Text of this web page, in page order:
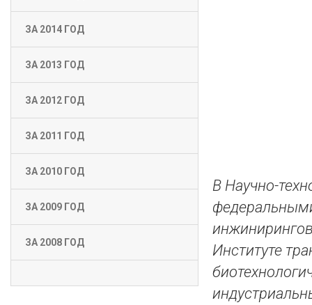
ЗА 2014 ГОД
ЗА 2013 ГОД
ЗА 2012 ГОД
ЗА 2011 ГОД
ЗА 2010 ГОД
ЗА 2009 ГОД
ЗА 2008 ГОД
В Научно-
Институте